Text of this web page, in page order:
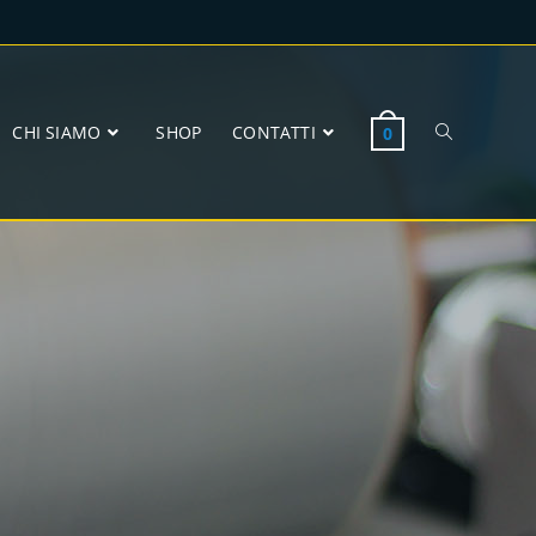
CHI SIAMO SHOP CONTATTI 0